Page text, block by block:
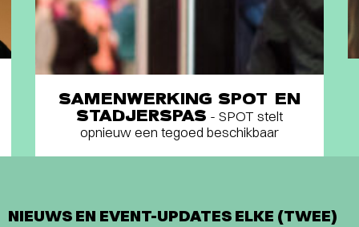
SAMENWERKING SPOT EN
STADJERSPAS - SPOT stelt
opnieuw een tegoed beschikbaar
NIEUWS EN EVENT-UPDATES ELKE (TWEE)